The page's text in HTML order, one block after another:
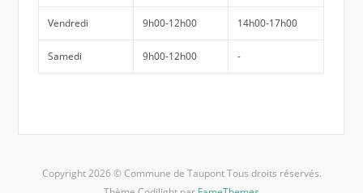
Vendredi 9h00-12h00 14h00-17h00
Samedi 9h00-12h00 -
Copyright 2026 © Commune de Taupont Tous droits réservés.